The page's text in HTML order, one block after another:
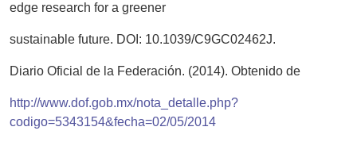
edge research for a greener
sustainable future. DOI: 10.1039/C9GC02462J.
Diario Oficial de la Federación. (2014). Obtenido de
http://www.dof.gob.mx/nota_detalle.php?
codigo=5343154&fecha=02/05/2014